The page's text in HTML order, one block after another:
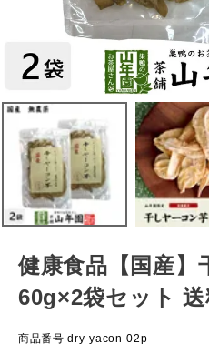
健康食品【国産】
60g×2袋セット
商品番号 dry-yacon-02p